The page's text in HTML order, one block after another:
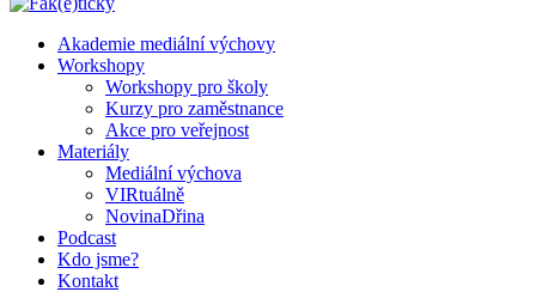
Akademie mediální výchovy
Workshopy
Workshopy pro školy
Kurzy pro zaměstnance
Akce pro veřejnost
Materiály
Mediální výchova
VIRtuálně
NovinaDřina
Podcast
Kdo jsme?
Kontakt